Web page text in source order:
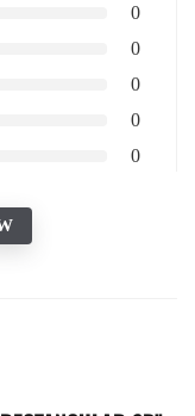
0
0
0
0
0